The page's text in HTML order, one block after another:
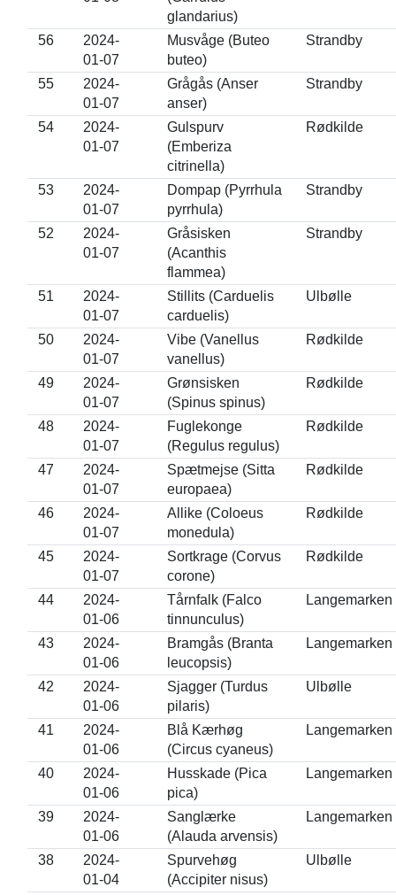
glandarius)
56
2024-
01-07
Musvåge (Buteo
buteo)
Strandby
55
2024-
01-07
Grågås (Anser
anser)
Strandby
54
2024-
01-07
Gulspurv
(Emberiza
citrinella)
Rødkilde
53
2024-
01-07
Dompap (Pyrrhula
pyrrhula)
Strandby
52
2024-
01-07
Gråsisken
(Acanthis
flammea)
Strandby
51
2024-
01-07
Stillits (Carduelis
carduelis)
Ulbølle
50
2024-
01-07
Vibe (Vanellus
vanellus)
Rødkilde
49
2024-
01-07
Grønsisken
(Spinus spinus)
Rødkilde
48
2024-
01-07
Fuglekonge
(Regulus regulus)
Rødkilde
47
2024-
01-07
Spætmejse (Sitta
europaea)
Rødkilde
46
2024-
01-07
Allike (Coloeus
monedula)
Rødkilde
45
2024-
01-07
Sortkrage (Corvus
corone)
Rødkilde
44
2024-
01-06
Tårnfalk (Falco
tinnunculus)
Langemarken
43
2024-
01-06
Bramgås (Branta
leucopsis)
Langemarken
42
2024-
01-06
Sjagger (Turdus
pilaris)
Ulbølle
41
2024-
01-06
Blå Kærhøg
(Circus cyaneus)
Langemarken
40
2024-
01-06
Husskade (Pica
pica)
Langemarken
39
2024-
01-06
Sanglærke
(Alauda arvensis)
Langemarken
38
2024-
01-04
Spurvehøg
(Accipiter nisus)
Ulbølle